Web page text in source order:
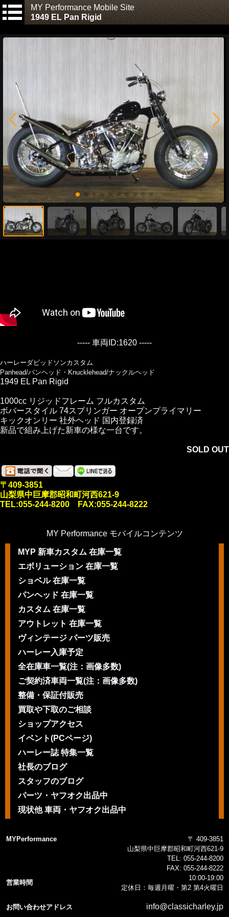
MY Performance Mobile Site
1949 EL Pan Rigid
----- 車両ID:1620 -----
ハーレーダビッドソンカスタム
Panhead/パンヘッド・Knucklehead/ナックルヘッド
1949 EL Pan Rigid
1000cc リジッドフレーム フルカスタム
ボバースタイル 74スプリンガー オープンプライマリー
キックオンリー 社外ヘッド 国内登録済
新品で組み上げた新車の様な一台です。
SOLD OUT
〒409-3851
山梨県中巨摩郡昭和町河西621-9
TEL:055-244-8200 FAX:055-244-8222
MY Performance モバイルコンテンツ
MYP 新車カスタム 在庫一覧
エボリューション 在庫一覧
ショベル 在庫一覧
パンヘッド 在庫一覧
カスタム 在庫一覧
アウトレット 在庫一覧
ヴィンテージ パーツ販売
ハーレー入庫予定
全在庫車一覧(注：画像多数)
ご契約済車両一覧(注：画像多数)
整備・保証付販売
買取や下取のご相談
ショップアクセス
イベント(PCページ)
ハーレー誌 特集一覧
社長のブログ
スタッフのブログ
パーツ・ヤフオク出品中
現状他 車両・ヤフオク出品中
MYPerformance
〒 409-3851
山梨県中巨摩郡昭和町河西621-9
TEL: 055-244-8200
FAX: 055-244-8222
営業時間
10:00-19:00
定休日：毎週月曜・第2 第4火曜日
お問い合わせアドレス info@classicharley.jp